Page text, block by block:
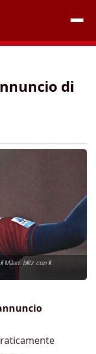
di
Milan: blitz con il